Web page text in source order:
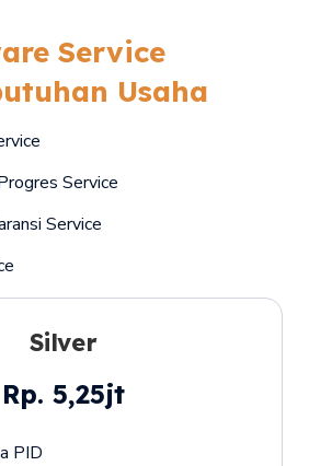
Service
Usaha
Service
Service
Silver
Rp. 5,25jt
PID